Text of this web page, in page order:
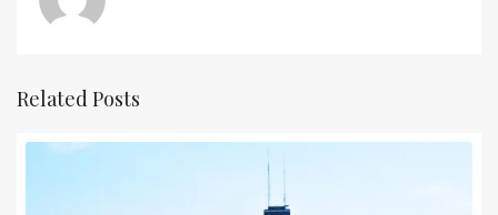
Related Posts